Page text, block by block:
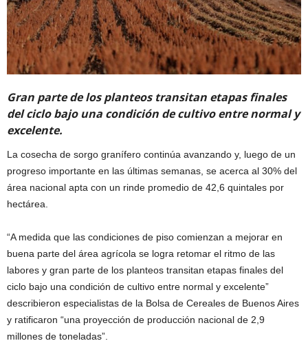
Gran parte de los planteos transitan etapas finales
del ciclo bajo una condición de cultivo entre normal y
excelente.
La cosecha de sorgo granífero continúa avanzando y, luego de un
progreso importante en las últimas semanas, se acerca al 30% del
área nacional apta con un rinde promedio de 42,6 quintales por
hectárea.
“A medida que las condiciones de piso comienzan a mejorar en
buena parte del área agrícola se logra retomar el ritmo de las
labores y gran parte de los planteos transitan etapas finales del
ciclo bajo una condición de cultivo entre normal y excelente”
describieron especialistas de la Bolsa de Cereales de Buenos Aires
y ratificaron “una proyección de producción nacional de 2,9
millones de toneladas”.